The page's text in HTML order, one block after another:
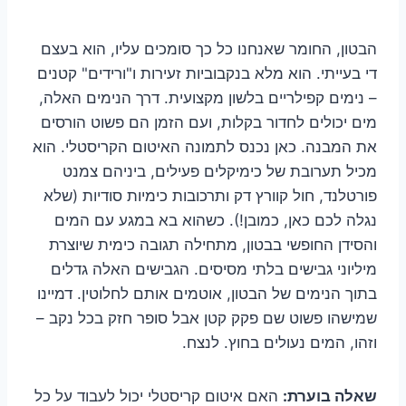
הבטון, החומר שאנחנו כל כך סומכים עליו, הוא בעצם
די בעייתי. הוא מלא בנקבוביות זעירות ו"ורידים" קטנים
– נימים קפילריים בלשון מקצועית. דרך הנימים האלה,
מים יכולים לחדור בקלות, ועם הזמן הם פשוט הורסים
את המבנה. כאן נכנס לתמונה האיטום הקריסטלי. הוא
מכיל תערובת של כימיקלים פעילים, ביניהם צמנט
פורטלנד, חול קוורץ דק ותרכובות כימיות סודיות (שלא
נגלה לכם כאן, כמובן!). כשהוא בא במגע עם המים
והסידן החופשי בבטון, מתחילה תגובה כימית שיוצרת
מיליוני גבישים בלתי מסיסים. הגבישים האלה גדלים
בתוך הנימים של הבטון, אוטמים אותם לחלוטין. דמיינו
שמישהו פשוט שם פקק קטן אבל סופר חזק בכל נקב –
וזהו, המים נעולים בחוץ. לנצח.
שאלה בוערת: האם איטום קריסטלי יכול לעבוד על כל